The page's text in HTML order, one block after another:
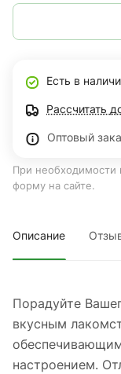
Есть в
Рассчитать
Оптовый
При необходимости
форму на сайте.
Описание
Порадуйте
вкусным
настроением.